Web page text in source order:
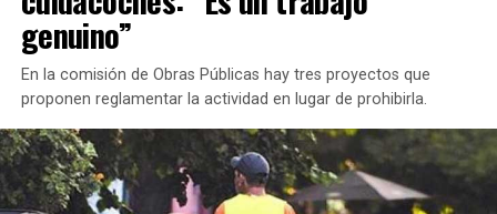
genuino”
En la comisión de Obras Públicas hay tres proyectos que
proponen reglamentar la actividad en lugar de prohibirla.